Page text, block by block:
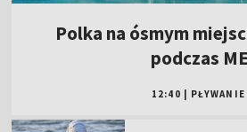
Polka na ósmym
podczas ME
12:40 PŁYWANIE